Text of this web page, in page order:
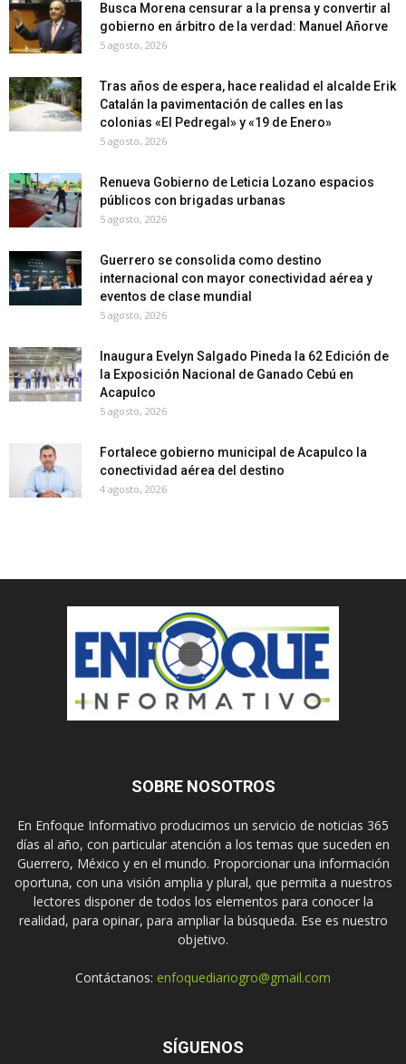
Busca Morena censurar a la prensa y convertir al
gobierno en árbitro de la verdad: Manuel Añorve
5 agosto, 2026
Tras años de espera, hace realidad el alcalde Erik
Catalán la pavimentación de calles en las
colonias «El Pedregal» y «19 de Enero»
5 agosto, 2026
Renueva Gobierno de Leticia Lozano espacios
públicos con brigadas urbanas
5 agosto, 2026
Guerrero se consolida como destino
internacional con mayor conectividad aérea y
eventos de clase mundial
5 agosto, 2026
Inaugura Evelyn Salgado Pineda la 62 Edición de
la Exposición Nacional de Ganado Cebú en
Acapulco
5 agosto, 2026
Fortalece gobierno municipal de Acapulco la
conectividad aérea del destino
4 agosto, 2026
SOBRE NOSOTROS
En Enfoque Informativo producimos un servicio de noticias 365
días al año, con particular atención a los temas que suceden en
Guerrero, México y en el mundo. Proporcionar una información
oportuna, con una visión amplia y plural, que permita a nuestros
lectores disponer de todos los elementos para conocer la
realidad, para opinar, para ampliar la búsqueda. Ese es nuestro
objetivo.
Contáctanos: enfoquediariogro@gmail.com
SÍGUENOS